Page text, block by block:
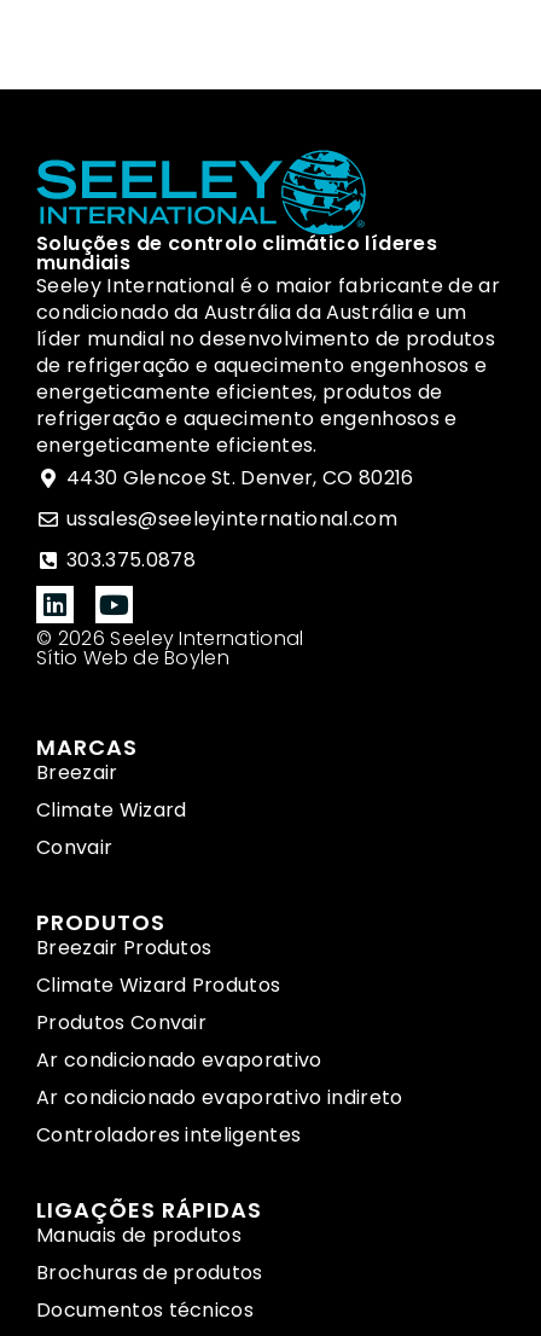
Soluções de controlo climático líderes
mundiais
Seeley International é o maior fabricante de ar
condicionado da Austrália da Austrália e um
líder mundial no desenvolvimento de produtos
de refrigeração e aquecimento engenhosos e
energeticamente eficientes, produtos de
refrigeração e aquecimento engenhosos e
energeticamente eficientes.
4430 Glencoe St. Denver, CO 80216
ussales@seeleyinternational.com
303.375.0878
© 2026 Seeley International
Sítio Web de Boylen
MARCAS
Breezair
Climate Wizard
Convair
PRODUTOS
Breezair Produtos
Climate Wizard Produtos
Produtos Convair
Ar condicionado evaporativo
Ar condicionado evaporativo indireto
Controladores inteligentes
LIGAÇÕES RÁPIDAS
Manuais de produtos
Brochuras de produtos
Documentos técnicos